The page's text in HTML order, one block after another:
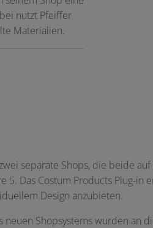
nutzt Pfeiffer
Materialien.
separate Shops, die beide
5. Das Costum Products Plug-
Design anzubieten.
Shopsystems wurden an